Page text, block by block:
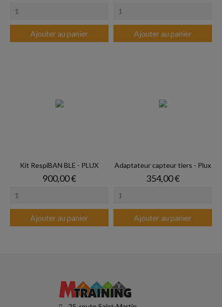
Ajouter au panier Ajouter au panier
Kit RespiBAN BLE - PLUX
Prix
900,00 €
Ajouter au panier
Adaptateur capteur tiers - Plux
Prix
354,00 €
Ajouter au panier